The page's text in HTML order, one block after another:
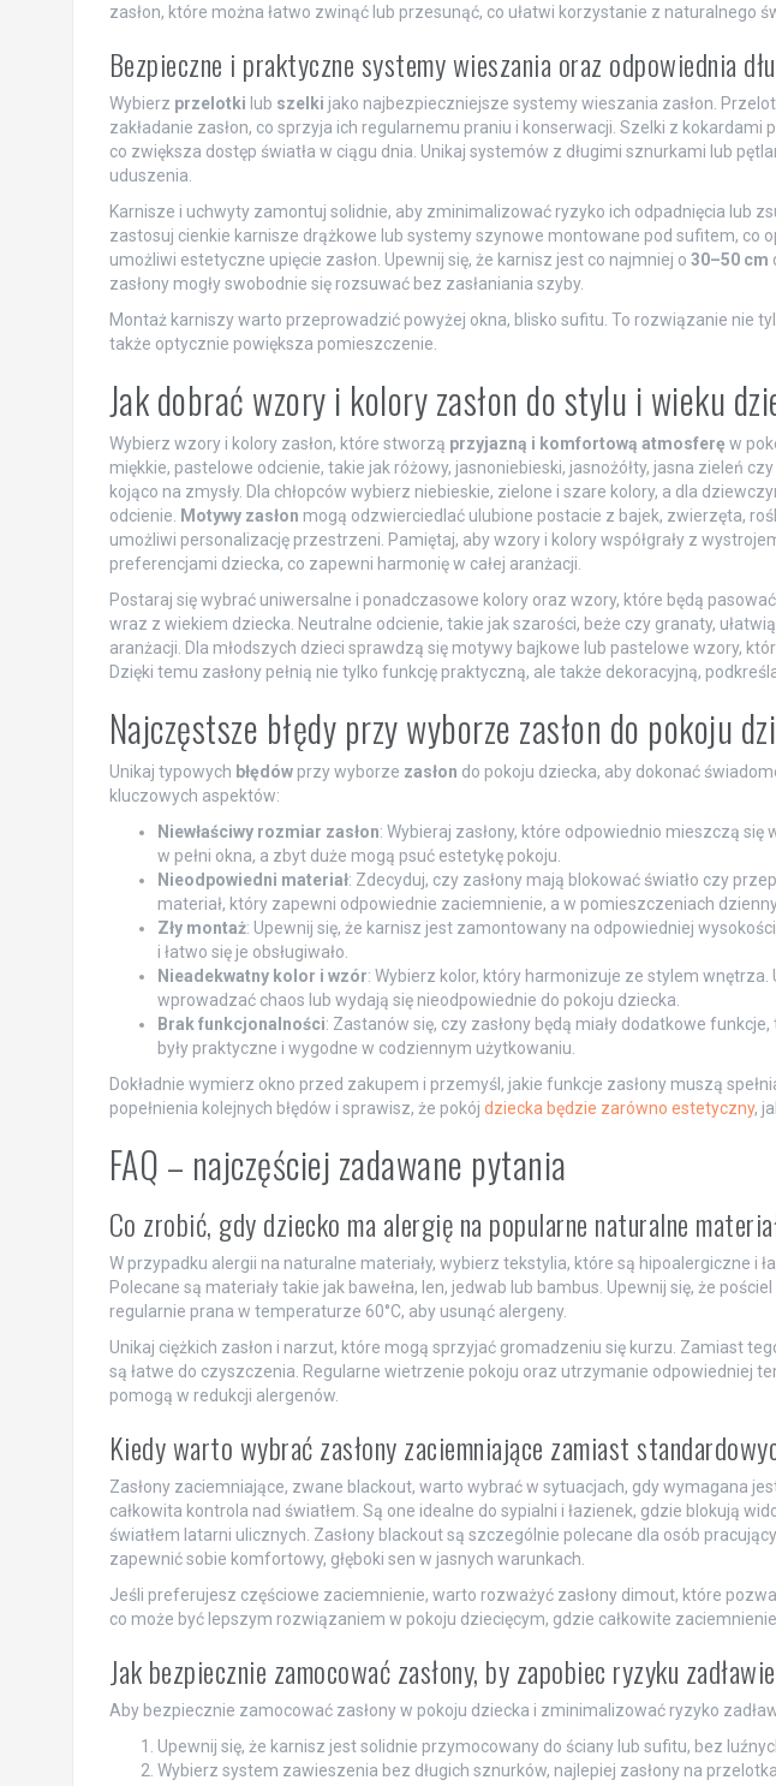
zasłon, które można łatwo zwinąć lub przesunąć, co ułatwi korzystanie z naturalnego
Bezpieczne i praktyczne systemy wieszania oraz odpowiednia
Wybierz przelotki lub szelki jako najbezpieczniejsze systemy wieszania zasłon.
zakładanie zasłon, co sprzyja ich regularnemu praniu i konserwacji. Szelki z kokardami
co zwiększa dostęp światła w ciągu dnia. Unikaj systemów z długimi sznurkami lub
uduszenia.
Karnisze i uchwyty zamontuj solidnie, aby zminimalizować ryzyko ich odpadnięcia lub
zastosuj cienkie karnisze drążkowe lub systemy szynowe montowane pod sufitem, co
umożliwi estetyczne upięcie zasłon. Upewnij się, że karnisz jest co najmniej o 30–50 cm
zasłony mogły swobodnie się rozsuwać bez zasłaniania szyby.
Montaż karniszy warto przeprowadzić powyżej okna, blisko sufitu. To rozwiązanie nie
także optycznie powiększa pomieszczenie.
Jak dobrać wzory i kolory zasłon do stylu i wieku
Wybierz wzory i kolory zasłon, które stworzą przyjazną i komfortową atmosferę w
miękkie, pastelowe odcienie, takie jak różowy, jasnoniebieski, jasnożółty, jasna zieleń
kojąco na zmysły. Dla chłopców wybierz niebieskie, zielone i szare kolory, a dla
odcienie.
Motywy zasłon mogą odzwierciedlać ulubione postacie z bajek, zwierzęta,
umożliwi personalizację przestrzeni. Pamiętaj, aby wzory i kolory współgrały z
preferencjami dziecka, co zapewni harmonię w całej aranżacji.
Postaraj się wybrać uniwersalne i ponadczasowe kolory oraz wzory, które będą
wraz z wiekiem dziecka. Neutralne odcienie, takie jak szarości, beże czy granaty,
aranżacji. Dla młodszych dzieci sprawdzą się motywy bajkowe lub pastelowe wzory,
Dzięki temu zasłony pełnią nie tylko funkcję praktyczną, ale także dekoracyjną,
Najczęstsze błędy przy wyborze zasłon do pokoju
Unikaj typowych błędówprzy wyborze zasłon do pokoju dziecka, aby dokonać
kluczowych aspektów:
Niewłaściwy rozmiar zasłon: Wybieraj zasłony, które odpowiednio mieszczą się
w pełni okna, a zbyt duże mogą psuć estetykę pokoju.
Nieodpowiedni materiał: Zdecyduj, czy zasłony mają blokować światło czy
materiał, który zapewni odpowiednie zaciemnienie, a w pomieszczeniach
Zły montaż: Upewnij się, że karnisz jest zamontowany na odpowiedniej
i łatwo się je obsługiwało.
Nieadekwatny kolor i wzór: Wybierz kolor, który harmonizuje ze stylem wnętrza.
wprowadzać chaos lub wydają się nieodpowiednie do pokoju dziecka.
Brak funkcjonalności: Zastanów się, czy zasłony będą miały dodatkowe
były praktyczne i wygodne w codziennym użytkowaniu.
Dokładnie wymierz okno przed zakupem i przemyśl, jakie funkcje zasłony muszą
popełnienia kolejnych błędów i sprawisz, że pokój dziecka będzie zarówno estetyczny,
FAQ – najczęściej zadawane pytania
Co zrobić, gdy dziecko ma alergię na popularne naturalne
W przypadku alergii na naturalne materiały, wybierz tekstylia, które są hipoalergiczne i
Polecane są materiały takie jak bawełna, len, jedwab lub bambus. Upewnij się, że
regularnie prana w temperaturze 60°C, aby usunąć alergeny.
Unikaj ciężkich zasłon i narzut, które mogą sprzyjać gromadzeniu się kurzu. Zamiast
są łatwe do czyszczenia. Regularne wietrzenie pokoju oraz utrzymanie odpowiedniej
pomogą w redukcji alergenów.
Kiedy warto wybrać zasłony zaciemniające zamiast
Zasłony zaciemniające, zwane blackout, warto wybrać w sytuacjach, gdy wymagana
całkowita kontrola nad światłem. Są one idealne do sypialni i łazienek, gdzie blokują
światłem latarni ulicznych. Zasłony blackout są szczególnie polecane dla osób
zapewnić sobie komfortowy, głęboki sen w jasnych warunkach.
Jeśli preferujesz częściowe zaciemnienie, warto rozważyć zasłony dimout, które
co może być lepszym rozwiązaniem w pokoju dziecięcym, gdzie całkowite
Jak bezpiecznie zamocować zasłony, by zapobiec ryzyku
Aby bezpiecznie zamocować zasłony w pokoju dziecka i zminimalizować ryzyko
Upewnij się, że karnisz jest solidnie przymocowany do ściany lub sufitu, bez
Wybierz system zawieszenia bez długich sznurków, najlepiej zasłony na